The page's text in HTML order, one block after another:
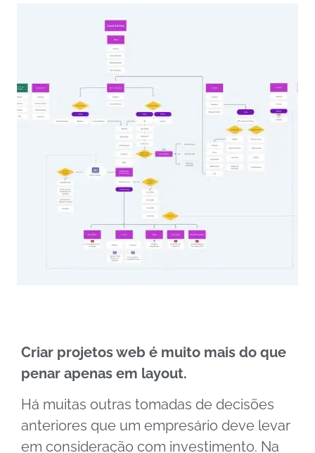
Criar projetos web é muito mais do que
penar apenas em layout.
Há muitas outras tomadas de decisões
anteriores que um empresário deve levar
em consideração com investimento. Na